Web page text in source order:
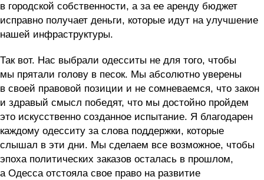
в городской собственности, а за ее аренду бюджет
исправно получает деньги, которые идут на улучшение
нашей инфраструктуры.
Так вот. Нас выбрали одесситы не для того, чтобы
мы прятали голову в песок. Мы абсолютно уверены
в своей правовой позиции и не сомневаемся, что закон
и здравый смысл победят, что мы достойно пройдем
это искусственно созданное испытание. Я благодарен
каждому одесситу за слова поддержки, которые
слышал в эти дни. Мы сделаем все возможное, чтобы
эпоха политических заказов осталась в прошлом,
а Одесса отстояла свое право на развитие